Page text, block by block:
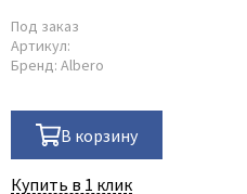
Под заказ
Артикул:
Бренд: Albero
В корзину
Купить в 1 клик